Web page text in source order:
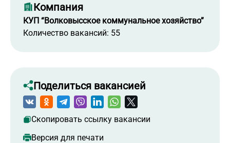
Компания
КУП “Волковысское коммунальное хозяйство”
Количество вакансий: 55
Поделиться вакансией
Скопировать ссылку вакансии
Версия для печати